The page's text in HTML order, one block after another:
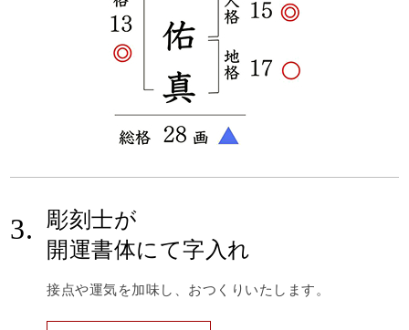
3.
彫刻士が
開運書体にて字入れ
接点や運気を加味し、おつくりいたします。